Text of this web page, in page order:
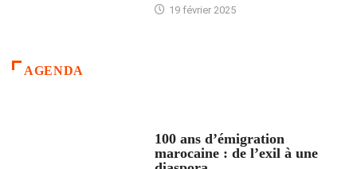
19 février 2025
AGENDA
100 ans d’émigration
marocaine : de l’exil à une